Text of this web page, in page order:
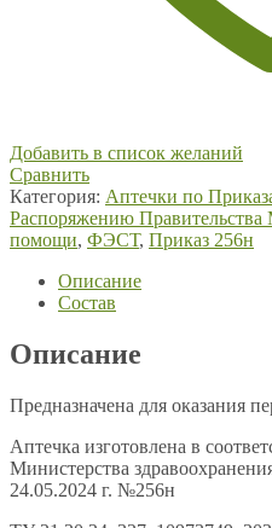
Добавить в список желаний
Сравнить
Категория: Аптечки по
Распоряжению
помощи, ФЭСТ, Приказ 256н
Описание
Состав
Описание
Предназначена для оказания
Аптечка изготовлена в
Министерства
24.05.2024 г. №256н